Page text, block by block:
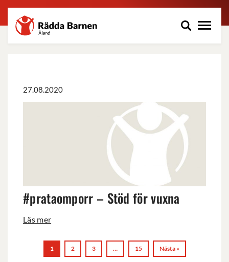
Hoppa
till
huvudinnehåll
Rädda
Barnen
på
27.08.2020
#prataomporr – Stöd för vuxna
Läs mer
1 2 3 … 15 Nästa »